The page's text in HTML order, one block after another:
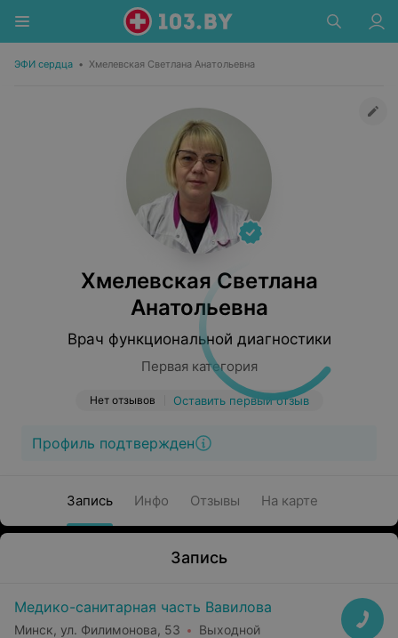
ЭФИ сердца • Хмелевская Светлана Анатольевна
Хмелевская Светлана
Анатольевна
Врач функциональной диагностики
Первая категория
Нет отзывов Оставить первый отзыв
Профиль подтвержден
Запись Инфо Отзывы На карте
Запись
Медико-санитарная часть Вавилова
Минск, ул. Филимонова, 53 Выходной